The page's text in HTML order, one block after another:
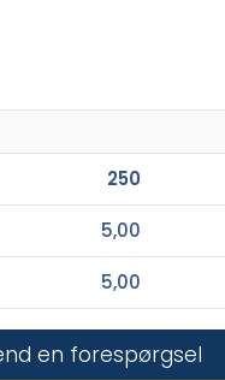
en forespørgsel
250
5,00
5,00